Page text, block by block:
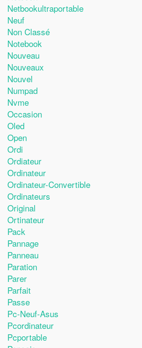
Netbookultraportable
Neuf
Non Classé
Notebook
Nouveau
Nouveaux
Nouvel
Numpad
Nvme
Occasion
Oled
Open
Ordi
Ordiateur
Ordinateur
Ordinateur-Convertible
Ordinateurs
Original
Ortinateur
Pack
Pannage
Panneau
Paration
Parer
Parfait
Passe
Pc-Neuf-Asus
Pcordinateur
Pcportable